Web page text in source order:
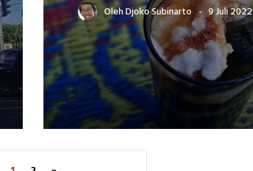
OlehDjoko Subinarto 9 Juli 2022